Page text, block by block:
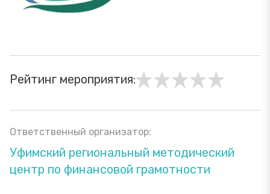
Рейтинг мероприятия:
Ответственный организатор:
Уфимский региональный методический
центр по финансовой грамотности